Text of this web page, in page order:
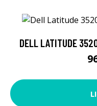
DELL LATITUDE